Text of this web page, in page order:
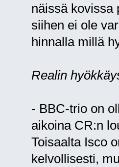
näissä kovissa
siihen ei ole
hinnalla millä
Realin
- BBC-trio on
aikoina CR:n
Toisaalta Isco
kelvollisesti,